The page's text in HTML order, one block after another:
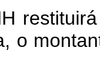
o